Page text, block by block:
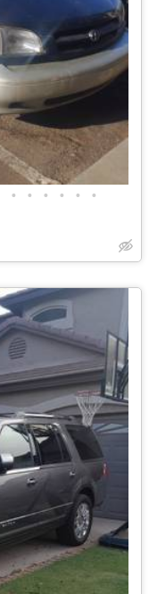
• • • • • •